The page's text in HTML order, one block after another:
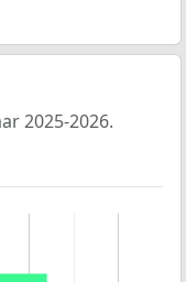
2025-2026.